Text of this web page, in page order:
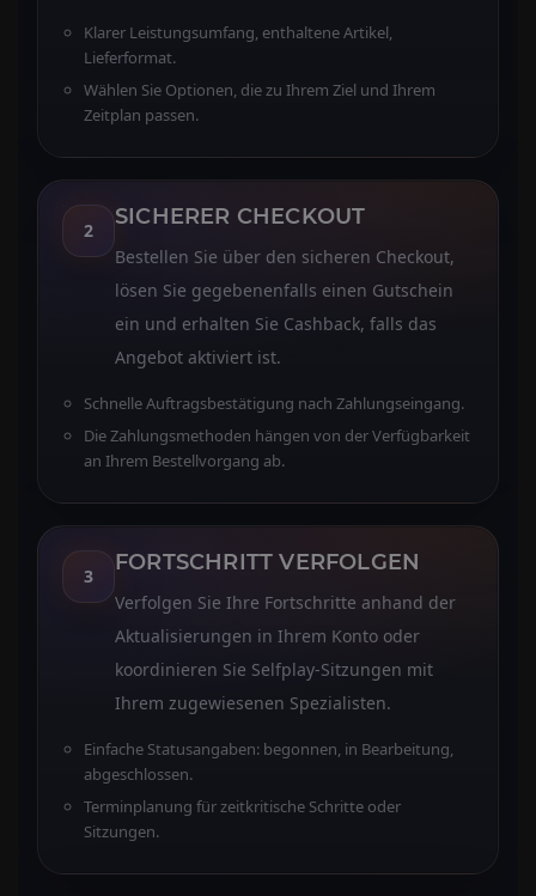
Klarer Leistungsumfang, enthaltene Artikel,
Lieferformat.
Wählen Sie Optionen, die zu Ihrem Ziel und Ihrem
Zeitplan passen.
2
SICHERER CHECKOUT
Bestellen Sie über den sicheren Checkout,
lösen Sie gegebenenfalls einen Gutschein
ein und erhalten Sie Cashback, falls das
Angebot aktiviert ist.
Schnelle Auftragsbestätigung nach Zahlungseingang.
Die Zahlungsmethoden hängen von der Verfügbarkeit
an Ihrem Bestellvorgang ab.
3
FORTSCHRITT VERFOLGEN
Verfolgen Sie Ihre Fortschritte anhand der
Aktualisierungen in Ihrem Konto oder
koordinieren Sie Selfplay-Sitzungen mit
Ihrem zugewiesenen Spezialisten.
Einfache Statusangaben: begonnen, in Bearbeitung,
abgeschlossen.
Terminplanung für zeitkritische Schritte oder
Sitzungen.